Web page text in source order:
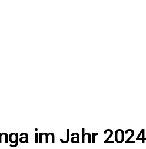
im Jahr 2024